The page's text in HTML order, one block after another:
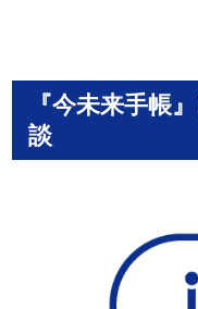
『今未来手帳
談